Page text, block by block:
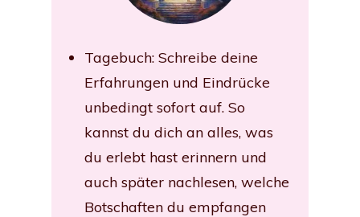
Tagebuch: Schreibe deine
Erfahrungen und Eindrücke
unbedingt sofort auf. So
kannst du dich an alles, was
du erlebt hast erinnern und
auch später nachlesen, welche
Botschaften du empfangen